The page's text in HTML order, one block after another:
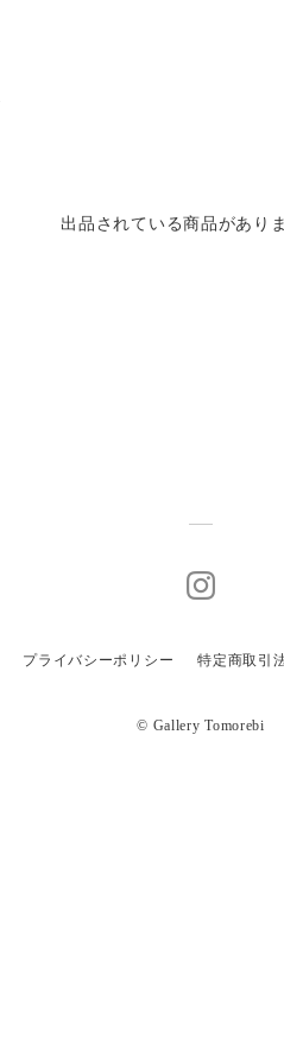
出品されている商品があり
プライバシーポリシー 特定商取引
© Gallery Tomorebi